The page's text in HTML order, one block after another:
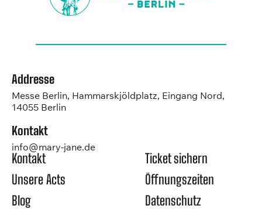
Addresse
Messe Berlin, Hammarskjöldplatz, Eingang Nord,
14055 Berlin
Kontakt
info@mary-jane.de
Datenschutz
Kontakt
Ticket sichern
Unsere Acts
Öffnungszeiten
Blog